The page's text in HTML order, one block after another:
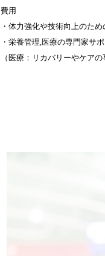
費用
・体力強化や技術向上のた
・栄養管理,医療の専門家サ
（医療：リカバリーやケアの